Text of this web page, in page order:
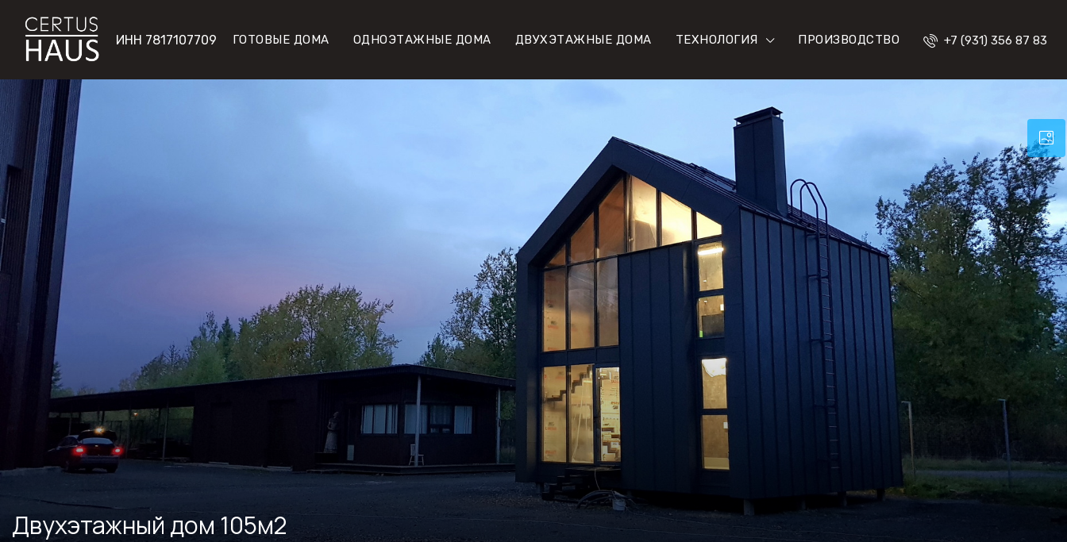
ИНН 7817107709 ГОТОВЫЕ ДОМА ОДНОЭТАЖНЫЕ ДОМА ДВУХЭТАЖНЫЕ ДОМА ТЕХНОЛОГИЯ ПРОИЗВОДСТВО +7 (931) 356 87 83
Двухэтажный дом 105м2